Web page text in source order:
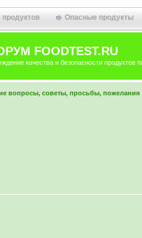
продуктов Опасные продукты
FOODTEST.RU
качества и безопасности продуктов
вопросы, советы, просьбы, пожелания